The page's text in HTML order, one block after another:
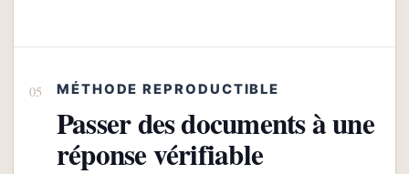
MÉTHODE REPRODUCTIBLE
Passer des documents à une
réponse vérifiable